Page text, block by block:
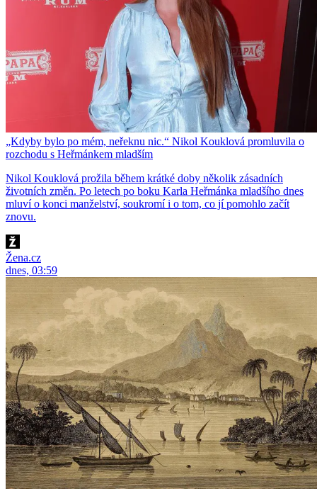
„Kdyby bylo po mém, neřeknu nic.“ Nikol Kouklová promluvila o
rozchodu s Heřmánkem mladším
Nikol Kouklová prožila během krátké doby několik zásadních
životních změn. Po letech po boku Karla Heřmánka mladšího dnes
mluví o konci manželství, soukromí i o tom, co jí pomohlo začít
znovu.
Žena.cz
dnes, 03:59